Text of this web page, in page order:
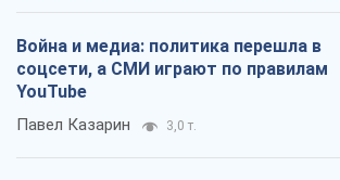
Война и медиа: политика перешла в
соцсети, а СМИ играют по правилам
YouTube
Павел Казарин 3,0 т.